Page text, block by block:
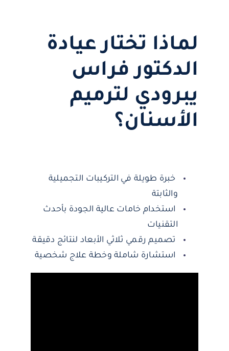
لماذا تختار عيادة
الدكتور فراس
يبرودي لترميم
الأسنان؟
خبرة طويلة في التركيبات التجميلية
والثابتة
استخدام خامات عالية الجودة بأحدث
التقنيات
تصميم رقمي ثلاثي الأبعاد لنتائج دقيقة
استشارة شاملة وخطة علاج شخصية